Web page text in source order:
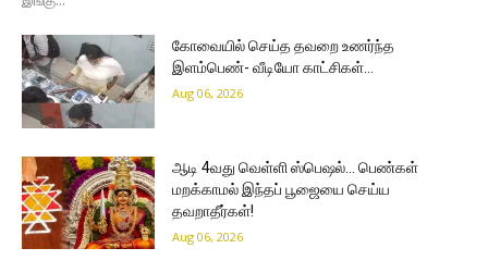
கோவையில் செய்த தவறை உணர்ந்த
இளம்பெண்- வீடியோ காட்சிகள்…
Aug 06, 2026
ஆடி 4வது வெள்ளி ஸ்பெஷல்… பெண்கள்
மறக்காமல் இந்தப் பூஜையை செய்ய
தவறாதீர்கள்!
Aug 06, 2026